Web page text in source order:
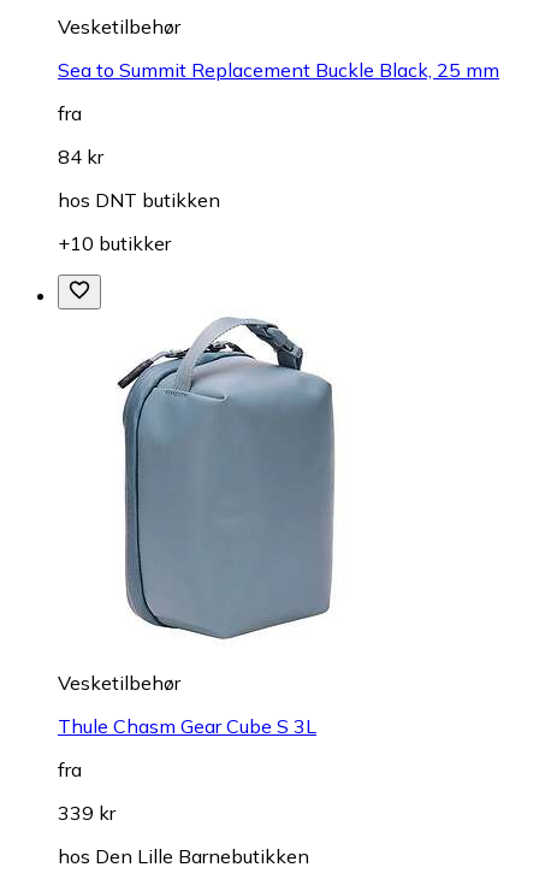
Vesketilbehør
Sea to Summit Replacement Buckle Black, 25 mm
fra
84 kr
hos DNT butikken
+10 butikker
Vesketilbehør
Thule Chasm Gear Cube S 3L
fra
339 kr
hos Den Lille Barnebutikken